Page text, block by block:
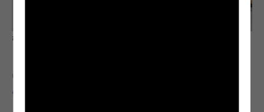
สังเกตและเรียนรู้
ครู
นีดรา กาเบรียล